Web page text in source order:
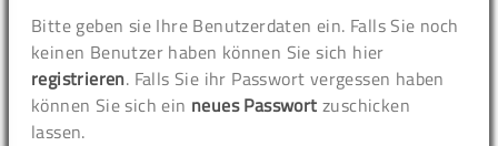
Bitte geben sie Ihre Benutzerdaten ein. Falls Sie noch
keinen Benutzer haben können Sie sich hier
registrieren. Falls Sie ihr Passwort vergessen haben
können Sie sich ein neues Passwort zuschicken
lassen.